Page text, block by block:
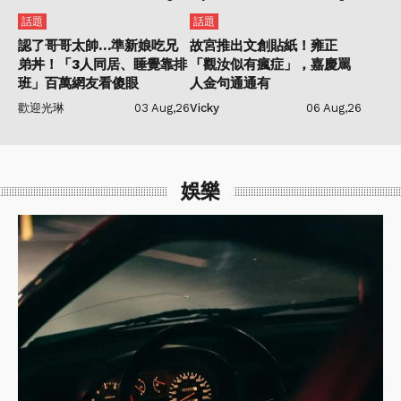
話題
認了哥哥太帥…準新娘吃兄
弟丼！「3人同居、睡覺靠排
班」百萬網友看傻眼
歡迎光琳 03 Aug,26
話題
故宮推出文創貼紙！雍正
「觀汝似有瘋症」，嘉慶罵
人金句通通有
Vicky 06 Aug,26
娛樂